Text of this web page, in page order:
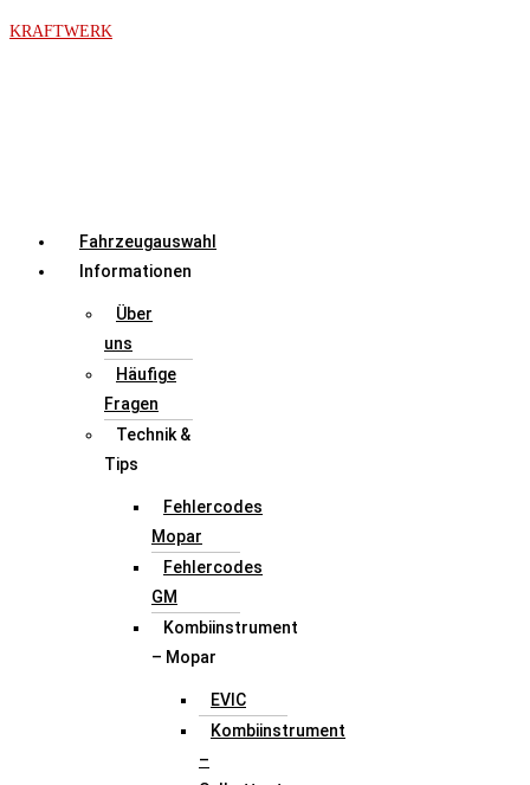
Zum
KRAFTWERK
Menü
Fahrzeugauswahl
Informationen
Über
uns
Häufige
Fragen
Technik &
Tips
Fehlercodes
Mopar
Fehlercodes
GM
Kombiinstrument
– Mopar
EVIC
Kombiinstrument
–